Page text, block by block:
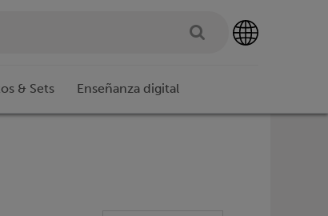
& Sets Enseñanza digital